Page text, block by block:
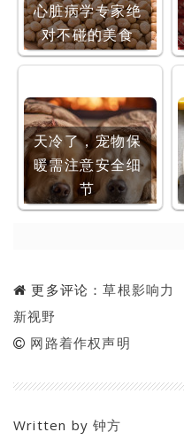
心脏病学专家绝
对不碰的美食
天冷了，宠物保
暖需注意安全细
节
更多评论：草根影响力
新视野
网路着作权声明
Written by钟方